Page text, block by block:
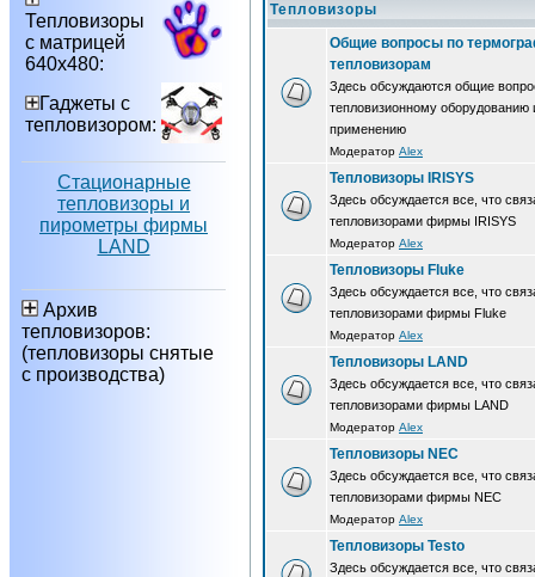
Тепловизоры
с матрицей
640х480:
Гаджеты с
тепловизором:
Стационарные
тепловизоры и
пирометры фирмы
LAND
Архив
тепловизоров:
(тепловизоры снятые
с производства)
Тепловизоры
Общие вопросы по
тепловизорам
Здесь обсуждаются общие
тепловизионному оборудованию
применению
Модератор Alex
Тепловизоры IRISYS
Здесь обсуждается все, что
тепловизорами фирмы IRISYS
Модератор Alex
Тепловизоры Fluke
Здесь обсуждается все, что
тепловизорами фирмы Fluke
Модератор Alex
Тепловизоры LAND
Здесь обсуждается все, что
тепловизорами фирмы LAND
Модератор Alex
Тепловизоры NEC
Здесь обсуждается все, что
тепловизорами фирмы NEC
Модератор Alex
Тепловизоры Testo
Здесь обсуждается все, что